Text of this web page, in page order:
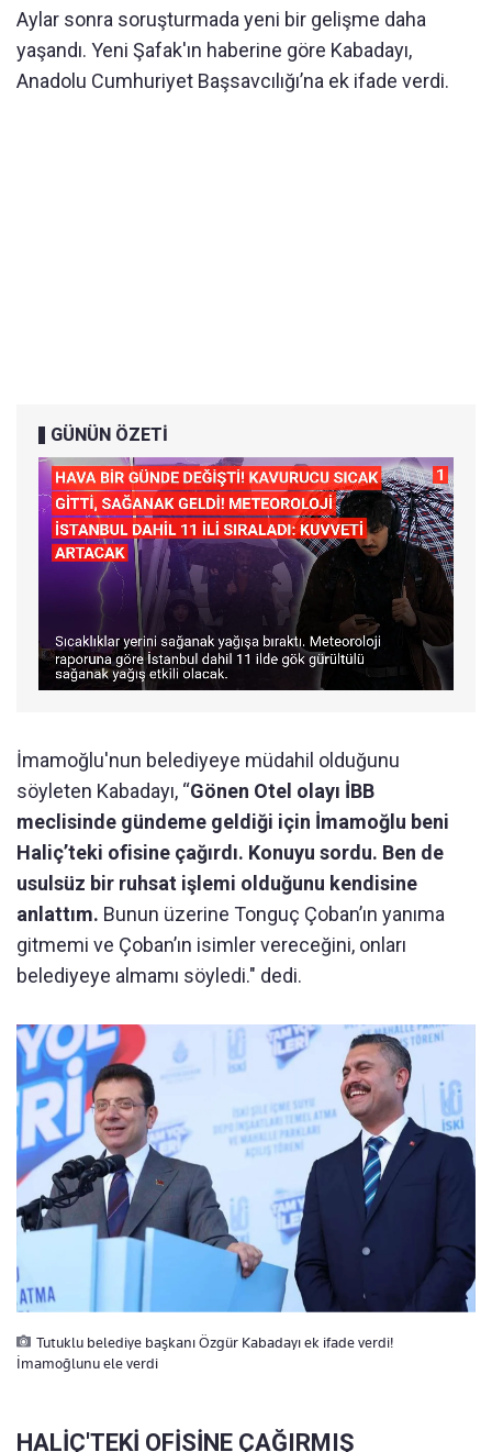
Aylar sonra soruşturmada yeni bir gelişme daha
yaşandı. Yeni Şafak'ın haberine göre Kabadayı,
Anadolu Cumhuriyet Başsavcılığı’na ek ifade verdi.
GÜNÜN ÖZETİ
İmamoğlu'nun belediyeye müdahil olduğunu
söyleten Kabadayı, “Gönen Otel olayı İBB
meclisinde gündeme geldiği için İmamoğlu beni
Haliç’teki ofisine çağırdı. Konuyu sordu. Ben de
usulsüz bir ruhsat işlemi olduğunu kendisine
anlattım. Bunun üzerine Tonguç Çoban’ın yanıma
gitmemi ve Çoban’ın isimler vereceğini, onları
belediyeye almamı söyledi." dedi.
Tutuklu belediye başkanı Özgür Kabadayı ek ifade verdi!
İmamoğlunu ele verdi
HALİÇ'TEKİ OFİSİNE ÇAĞIRMIŞ